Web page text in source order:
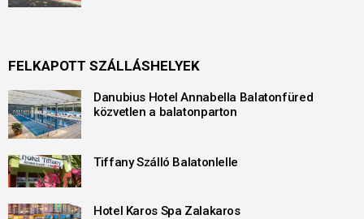
FELKAPOTT SZÁLLÁSHELYEK
Danubius Hotel Annabella Balatonfüred
közvetlen a balatonparton
Tiffany Szálló Balatonlelle
Hotel Karos Spa Zalakaros